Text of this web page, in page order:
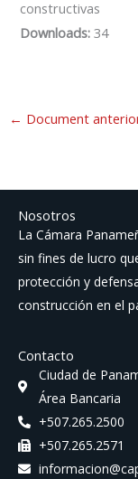
constructivas
Downloads:34
← Document
Nosotros
La Cámara
sin fines de lucro
protección y
construcción en el
Contacto
Ciudad de
Área Bancaria
+507.265.2500
+507.265.2571